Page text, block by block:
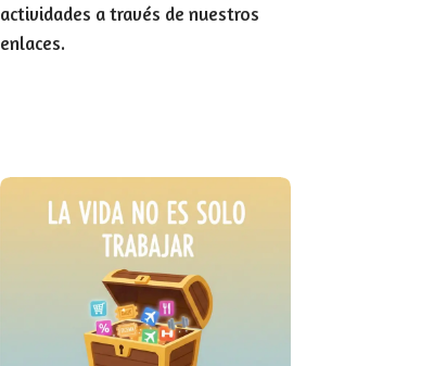
actividades a través de nuestros
enlaces.